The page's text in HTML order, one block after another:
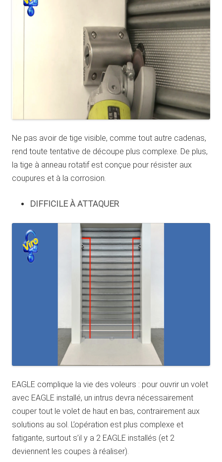
Ne pas avoir de tige visible, comme tout autre cadenas,
rend toute tentative de découpe plus complexe. De plus,
la tige à anneau rotatif est conçue pour résister aux
coupures et à la corrosion.
DIFFICILE À ATTAQUER
EAGLE complique la vie des voleurs : pour ouvrir un volet
avec EAGLE installé, un intrus devra nécessairement
couper tout le volet de haut en bas, contrairement aux
solutions au sol. L’opération est plus complexe et
fatigante, surtout s’il y a 2 EAGLE installés (et 2
deviennent les coupes à réaliser).